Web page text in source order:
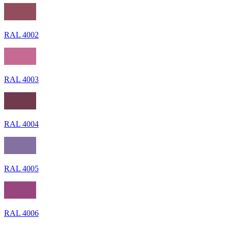
RAL 4002
RAL 4003
RAL 4004
RAL 4005
RAL 4006